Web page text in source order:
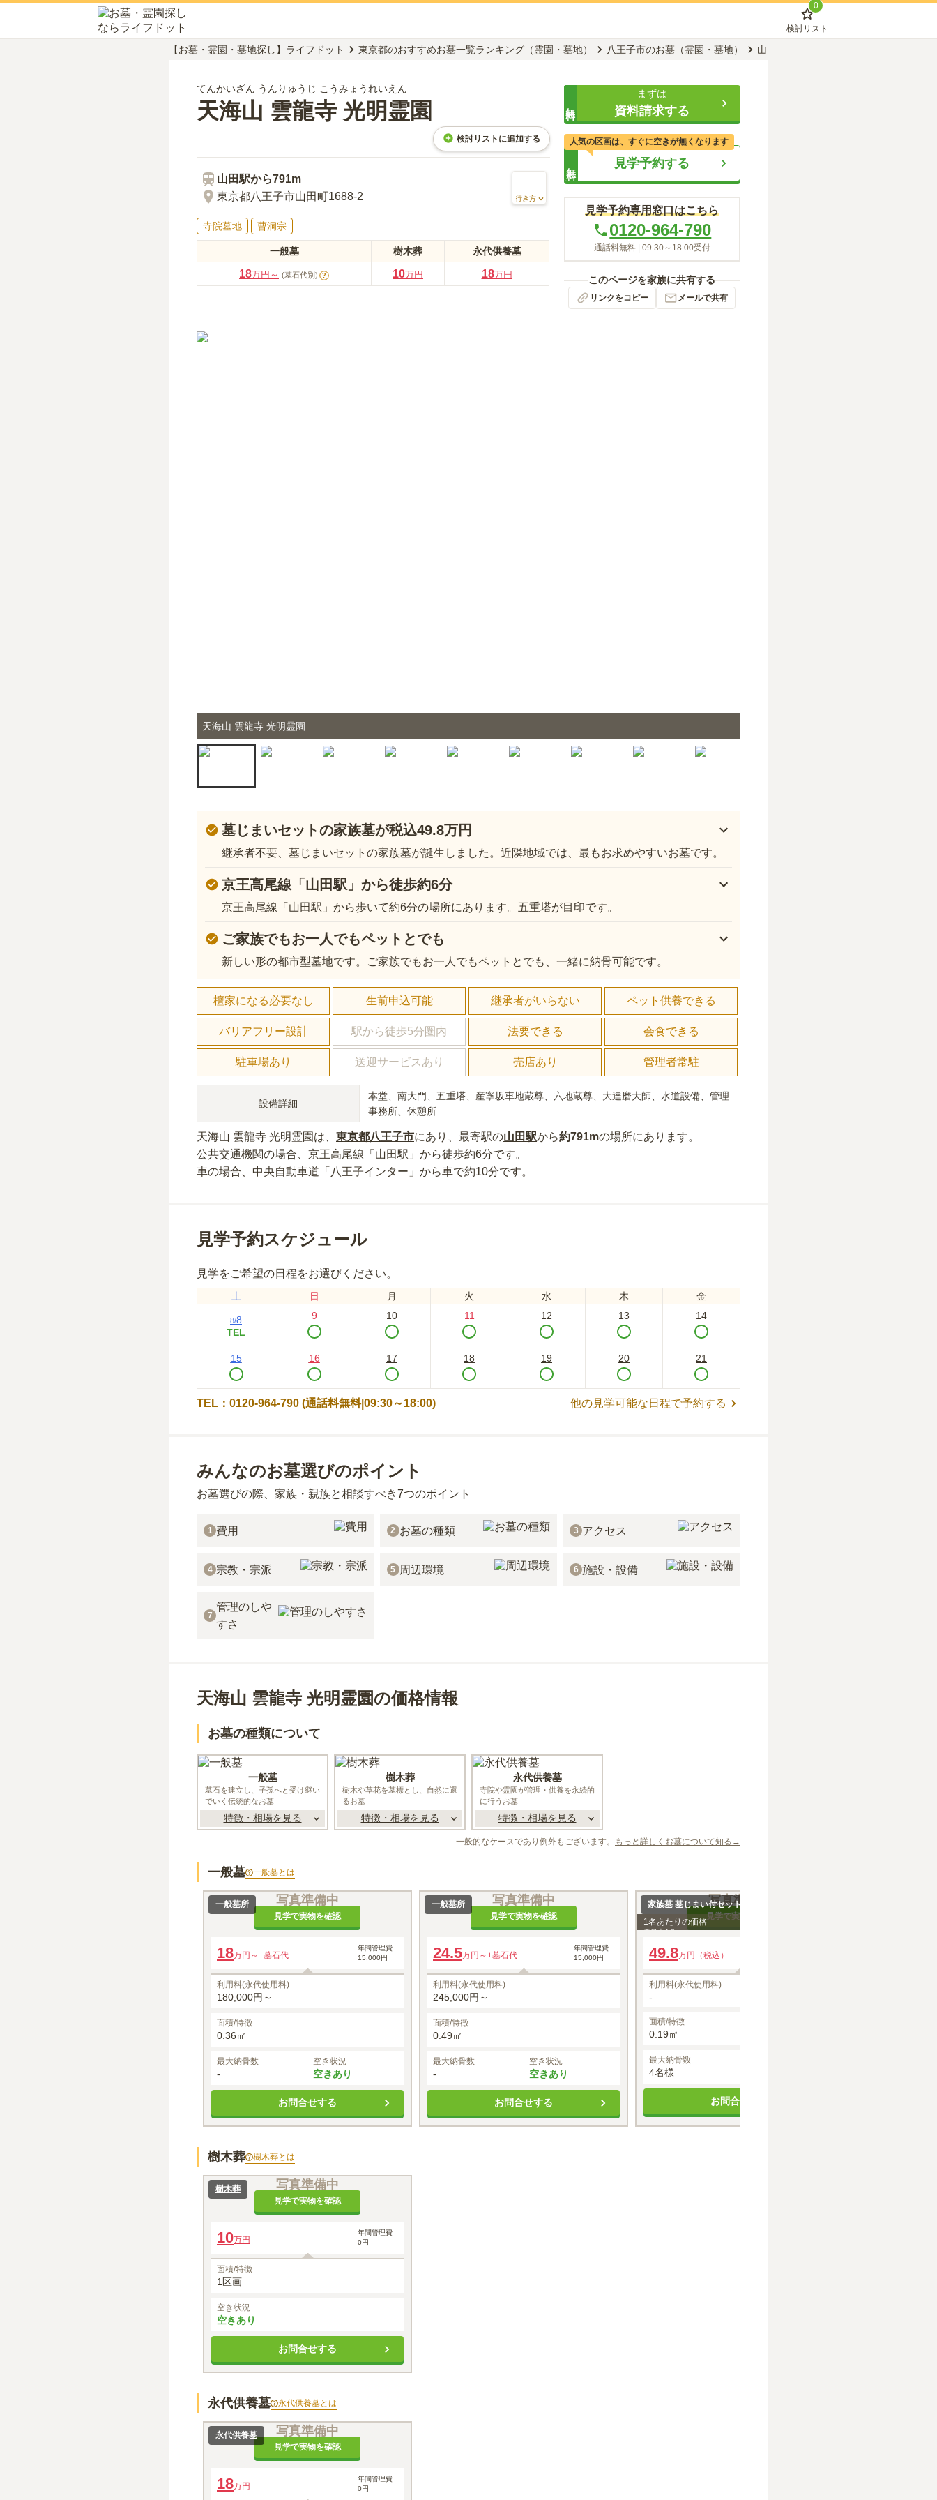
0
検討リスト
【お墓・霊園・墓地探し】ライフドット 東京都のおすすめお墓一覧ランキング（霊園・墓地） 八王子市のお墓（霊園・墓地） 山田駅のお墓（霊園・墓地）
てんかいざん うんりゅうじ こうみょうれいえん
天海山 雲龍寺 光明霊園
検討リストに追加する
山田駅から791m
東京都八王子市山田町1688-2
行き方
寺院墓地 曹洞宗
一般墓 樹木葬 永代供養墓
18万円～ (墓石代別) ? 10万円 18万円
まずは
資料請求する
見学予約する
人気の区画は、すぐに空きが無くなります
見学予約専用窓口はこちら
0120-964-790
通話料無料 | 09:30～18:00受付
このページを家族に共有する
リンクをコピー メールで共有
天海山 雲龍寺 光明霊園
墓じまいセットの家族墓が税込49.8万円
継承者不要、墓じまいセットの家族墓が誕生しました。近隣地域では、最もお求めやすいお墓です。
京王高尾線「山田駅」から徒歩約6分
京王高尾線「山田駅」から歩いて約6分の場所にあります。五重塔が目印です。
ご家族でもお一人でもペットとでも
新しい形の都市型墓地です。ご家族でもお一人でもペットとでも、一緒に納骨可能です。
檀家になる必要なし 生前申込可能 継承者がいらない ペット供養できる
バリアフリー設計 駅から徒歩5分圏内 法要できる 会食できる
駐車場あり 送迎サービスあり 売店あり 管理者常駐
設備詳細
本堂、南大門、五重塔、産寧坂車地蔵尊、六地蔵尊、大達磨大師、水道設備、管理
事務所、休憩所
天海山 雲龍寺 光明霊園 は、 東京都八王子市にあり 、最寄駅の山田駅から約791mの場所にあり ます。
公共交通機関の場合 、京王高尾線「山田駅」から徒歩約6分です。
車の場合 、中央自動車道「八王子インター」から車で約10分です。
見学予約スケジュール
見学をご希望の日程をお選びください。
土 日 月 火 水 木 金
8/8
TEL
9 10 11 12 13 14
15 16 17 18 19 20 21
TEL：0120-964-790 (通話料無料|09:30～18:00) 他の見学可能な日程で予約する
みんなのお墓選びのポイント
お墓選びの際、家族・親族と相談すべき7つのポイント
1 費用 2 お墓の種類 3 アクセス
4 宗教・宗派 5 周辺環境 6 施設・設備
7
管理のしや
すさ
天海山 雲龍寺 光明霊園の価格情報
お墓の種類について
一般墓
墓石を建立し、子孫へと受け継い
でいく伝統的なお墓
特徴・相場を見る
樹木葬
樹木や草花を墓標とし、自然に還
るお墓
特徴・相場を見る
永代供養墓
寺院や霊園が管理・供養を永続的
に行うお墓
特徴・相場を見る
一般的なケースであり例外もございます。 もっと詳しくお墓について知る→
一般墓 一般墓とは
写真準備中
見学で実物を確認
一般墓所
18万円～+墓石代
年間管理費
15,000円
利用料(永代使用料)
180,000円～
面積/特徴
0.36㎡
最大納骨数
-
空き状況
空きあり
お問合せする
写真準備中
見学で実物を確認
一般墓所
24.5万円～+墓石代
年間管理費
15,000円
利用料(永代使用料)
245,000円～
面積/特徴
0.49㎡
最大納骨数
-
空き状況
空きあり
お問合せする
写真準備中
見学で実物を確認
家族墓 墓じまい付セット価格
1名あたりの価格
※最大4名
49.8万円（税込）
利用料(永代使用料)
-
面積/特徴
0.19㎡
最大納骨数
4名様
お問合せする
樹木葬 樹木葬とは
写真準備中
見学で実物を確認
樹木葬
10万円
年間管理費
0円
面積/特徴
1区画
空き状況
空きあり
お問合せする
永代供養墓 永代供養墓とは
写真準備中
見学で実物を確認
永代供養墓
18万円
年間管理費
0円